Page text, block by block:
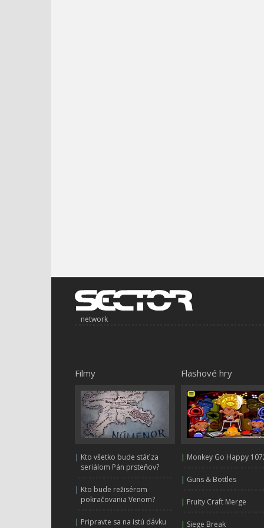
network
Filmy
| Kto všetko bude stáť za
seriálom Pán prsteňov?
| Kto bude režisérom
pokračovania Venom?
| Pripravte sa na istú dávku
Flashové hry
| Monkey Go Happy
| Guns & Bottles
| Fruity Craft Merge
| Siege Break